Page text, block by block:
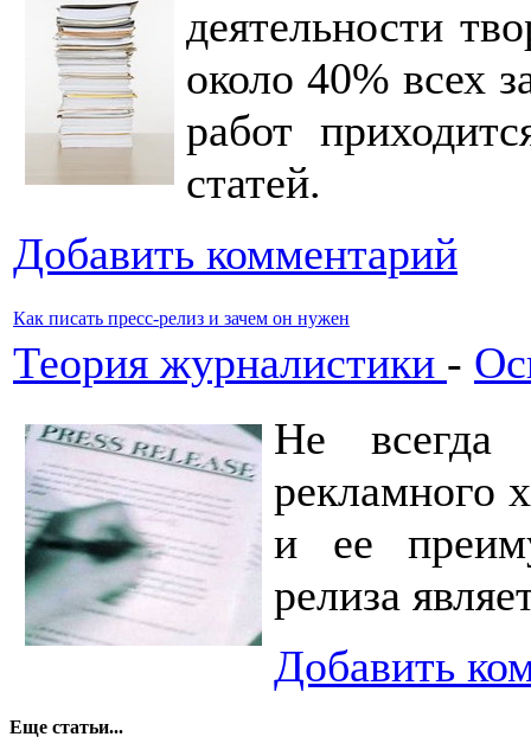
деятельности
около 40% всех
работ
статей.
Добавить комментарий
Как писать пресс-релиз и зачем он нужен
Теория журналистики -
Не всегда
рекламного
и ее
релиза
Добавить
Еще статьи...